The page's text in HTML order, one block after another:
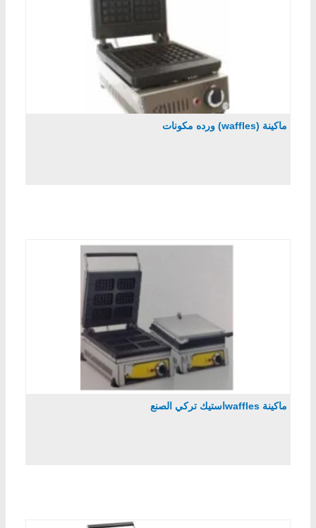
ماكينة (waffles) ورده مكونات
ماكينة wafflesاستيك تركي الصنع